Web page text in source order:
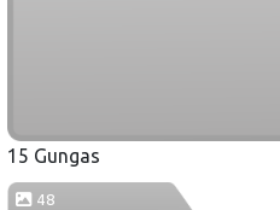
15 Gungas
48